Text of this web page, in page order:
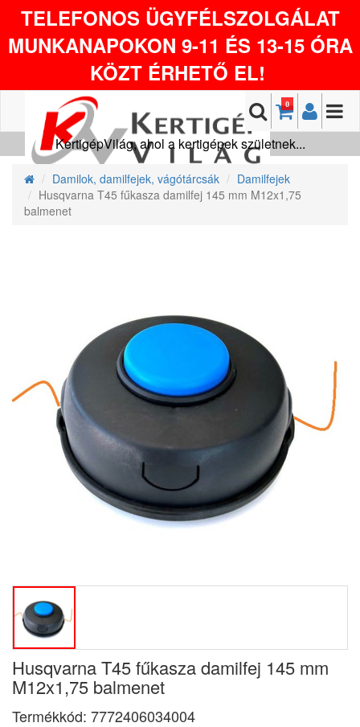
TELEFONOS ÜGYFÉLSZOLGÁLAT
MUNKANAPOKON 9-11 ÉS 13-15 ÓRA
KÖZT ÉRHETŐ EL!
0
KertigépVilág, ahol a kertigépek születnek...
Damilok, damilfejek, vágótárcsák
Damilfejek
Husqvarna T45 fűkasza damilfej 145 mm M12x1,75
balmenet
Husqvarna T45 fűkasza damilfej 145 mm
M12x1,75 balmenet
Termékkód: 7772406034004